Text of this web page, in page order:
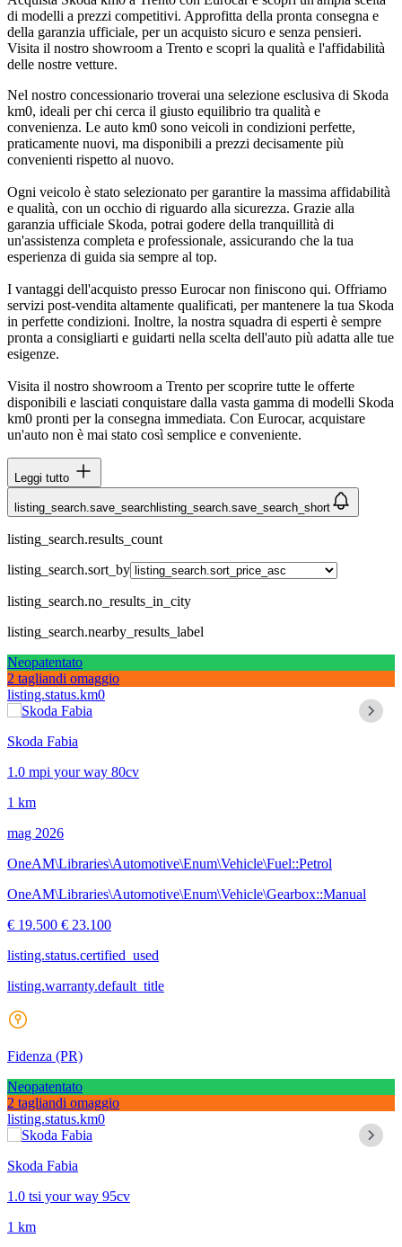
di modelli a prezzi competitivi. Approfitta della pronta consegna e
della garanzia ufficiale, per un acquisto sicuro e senza pensieri.
Visita il nostro showroom a Trento e scopri la qualità e l'affidabilità
delle nostre vetture.
Nel nostro concessionario troverai una selezione esclusiva di Skoda
km0, ideali per chi cerca il giusto equilibrio tra qualità e
convenienza. Le auto km0 sono veicoli in condizioni perfette,
praticamente nuovi, ma disponibili a prezzi decisamente più
convenienti rispetto al nuovo.
Ogni veicolo è stato selezionato per garantire la massima affidabilità
e qualità, con un occhio di riguardo alla sicurezza. Grazie alla
garanzia ufficiale Skoda, potrai godere della tranquillità di
un'assistenza completa e professionale, assicurando che la tua
esperienza di guida sia sempre al top.
I vantaggi dell'acquisto presso Eurocar non finiscono qui. Offriamo
servizi post-vendita altamente qualificati, per mantenere la tua Skoda
in perfette condizioni. Inoltre, la nostra squadra di esperti è sempre
pronta a consigliarti e guidarti nella scelta dell'auto più adatta alle tue
esigenze.
Visita il nostro showroom a Trento per scoprire tutte le offerte
disponibili e lasciati conquistare dalla vasta gamma di modelli Skoda
km0 pronti per la consegna immediata. Con Eurocar, acquistare
un'auto non è mai stato così semplice e conveniente.
Leggi tutto
listing_search.save_searchlisting_search.save_search_short
listing_search.results_count
listing_search.sort_by
listing_search.no_results_in_city
listing_search.nearby_results_label
Neopatentato
2 tagliandi omaggio
listing.status.km0
Skoda Fabia
1.0 mpi your way 80cv
1 km
mag 2026
OneAM\Libraries\Automotive\Enum\Vehicle\Fuel::Petrol
OneAM\Libraries\Automotive\Enum\Vehicle\Gearbox::Manual
€ 19.500 € 23.100
listing.status.certified_used
listing.warranty.default_title
Fidenza (PR)
Neopatentato
2 tagliandi omaggio
listing.status.km0
Skoda Fabia
1.0 tsi your way 95cv
1 km